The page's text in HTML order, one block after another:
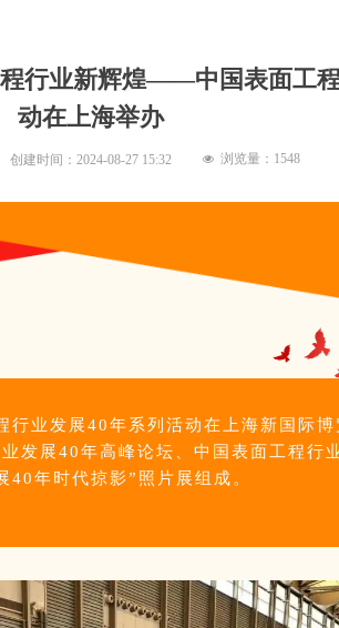
行业新辉煌——中国表面工
动在上海举办
行业发展40年系列活动在上海新国际博
发展40年高峰论坛、中国表面工程行
年时代掠影”照片展组成。
创建时间： 2024-08-27 15:32 넶 浏览量： 1548